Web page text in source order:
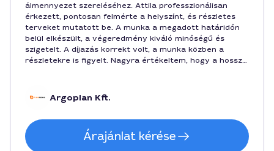
álmennyezet szereléséhez. Attila professzionálisan
érkezett, pontosan felmérte a helyszínt, és részletes
terveket mutatott be. A munka a megadott határidőn
belül elkészült, a végeredmény kiváló minőségű és
szigetelt. A díjazás korrekt volt, a munka közben a
részletekre is figyelt. Nagyra értékeltem, hogy a hosszú
és a türelmes tájékoztatást a teljes folyamat során.
Argoplan Kft.
Árajánlat kérése